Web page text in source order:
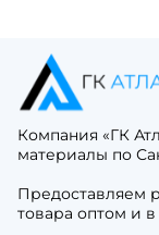
Компания «ГК
материалы по
Предоставляем
товара оптом и